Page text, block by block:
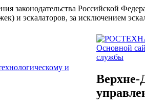
законодательства Российской
и эскалаторов, за исключением
Основной
службы
Верхне-